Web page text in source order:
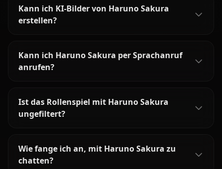
Kann ich KI-Bilder von Haruno Sakura
erstellen?
Kann ich Haruno Sakura per Sprachanruf
anrufen?
Ist das Rollenspiel mit Haruno Sakura
ungefiltert?
Wie fange ich an, mit Haruno Sakura zu
chatten?